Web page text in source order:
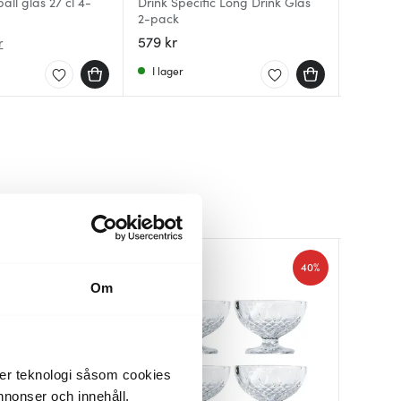
Om
teknologi såsom cookies
och innehåll,
2-pack
579 kr
I lager
40%